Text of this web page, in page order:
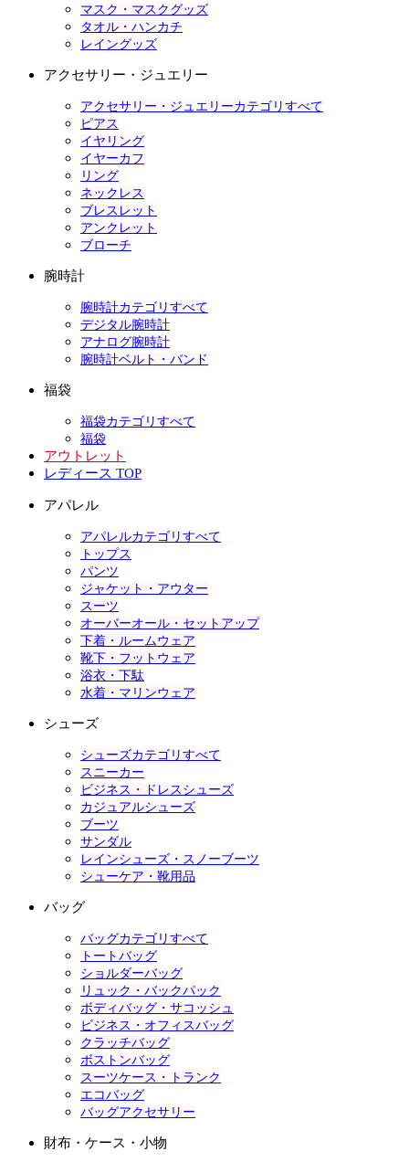
マスク・マスクグッズ
タオル・ハンカチ
レイングッズ
アクセサリー・ジュエリー
アクセサリー・ジュエリーカテゴリすべて
ピアス
イヤリング
イヤーカフ
リング
ネックレス
ブレスレット
アンクレット
ブローチ
腕時計
腕時計カテゴリすべて
デジタル腕時計
アナログ腕時計
腕時計ベルト・バンド
福袋
福袋カテゴリすべて
福袋
アウトレット
レディース TOP
アパレル
アパレルカテゴリすべて
トップス
パンツ
ジャケット・アウター
スーツ
オーバーオール・セットアップ
下着・ルームウェア
靴下・フットウェア
浴衣・下駄
水着・マリンウェア
シューズ
シューズカテゴリすべて
スニーカー
ビジネス・ドレスシューズ
カジュアルシューズ
ブーツ
サンダル
レインシューズ・スノーブーツ
シューケア・靴用品
バッグ
バッグカテゴリすべて
トートバッグ
ショルダーバッグ
リュック・バックパック
ボディバッグ・サコッシュ
ビジネス・オフィスバッグ
クラッチバッグ
ボストンバッグ
スーツケース・トランク
エコバッグ
バッグアクセサリー
財布・ケース・小物